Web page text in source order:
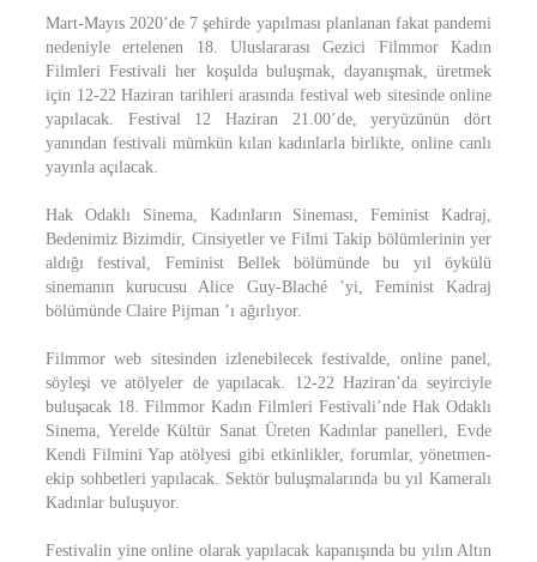
Mart-Mayıs 2020’de 7 şehirde yapılması planlanan fakat pandemi
nedeniyle ertelenen 18. Uluslararası Gezici Filmmor Kadın
Filmleri Festivali her koşulda buluşmak, dayanışmak, üretmek
için 12-22 Haziran tarihleri arasında festival web sitesinde online
yapılacak. Festival 12 Haziran 21.00’de, yeryüzünün dört
yanından festivali mümkün kılan kadınlarla birlikte, online canlı
yayınla açılacak.
Hak Odaklı Sinema, Kadınların Sineması, Feminist Kadraj,
Bedenimiz Bizimdir, Cinsiyetler ve Filmi Takip bölümlerinin yer
aldığı festival, Feminist Bellek bölümünde bu yıl öykülü
sinemanın kurucusu Alice Guy-Blaché ’yi, Feminist Kadraj
bölümünde Claire Pijman ’ı ağırlıyor.
Filmmor web sitesinden izlenebilecek festivalde, online panel,
söyleşi ve atölyeler de yapılacak. 12-22 Haziran’da seyirciyle
buluşacak 18. Filmmor Kadın Filmleri Festivali’nde Hak Odaklı
Sinema, Yerelde Kültür Sanat Üreten Kadınlar panelleri, Evde
Kendi Filmini Yap atölyesi gibi etkinlikler, forumlar, yönetmen-
ekip sohbetleri yapılacak. Sektör buluşmalarında bu yıl Kameralı
Kadınlar buluşuyor.
Festivalin yine online olarak yapılacak kapanışında bu yılın Altın